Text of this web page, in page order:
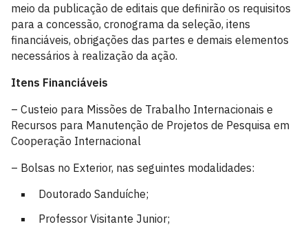
meio da publicação de editais que definirão os requisitos
para a concessão, cronograma da seleção, itens
financiáveis, obrigações das partes e demais elementos
necessários à realização da ação.
Itens Financiáveis
– Custeio para Missões de Trabalho Internacionais e
Recursos para Manutenção de Projetos de Pesquisa em
Cooperação Internacional
– Bolsas no Exterior, nas seguintes modalidades:
Doutorado Sanduíche;
Professor Visitante Junior;